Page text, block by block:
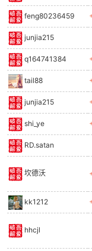
po
jie.
feng80236459
junjia215
q164741384
tail88
junjia215
shi_ye
RD.satan
坎德沃
kk1212
hhcjl